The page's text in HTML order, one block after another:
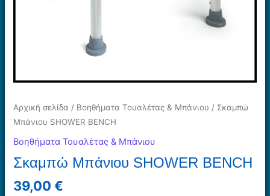
Αρχική σελίδα / Βοηθήματα Τουαλέτας & Μπάνιου / Σκαμπώ
Μπάνιου SHOWER BENCH
Βοηθήματα Τουαλέτας & Μπάνιου
Σκαμπώ Μπάνιου SHOWER BENCH
39,00€